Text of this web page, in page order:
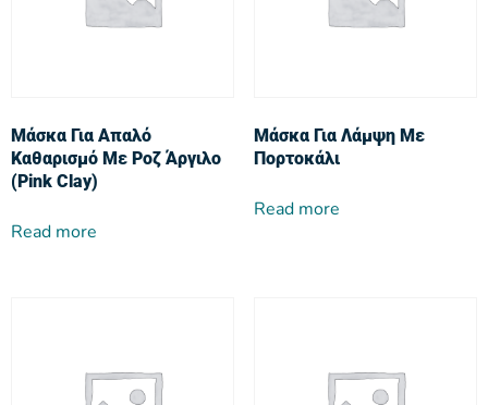
Μάσκα Για Απαλό
Καθαρισμό Με Ροζ Άργιλο
(Pink Clay)
Read more
Μάσκα Για Λάμψη Με
Πορτοκάλι
Read more